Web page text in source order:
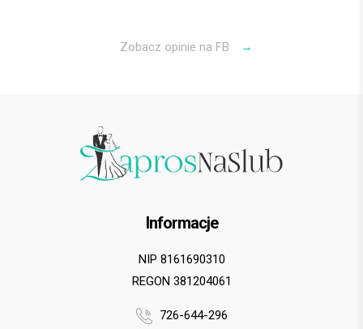
Zobacz opinie na FB →
Informacje
NIP 8161690310
REGON 381204061
726-644-296